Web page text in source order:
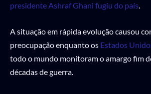
presidente Ashraf Ghani fugiu do país.
A situação em rápida evolução causou
preocupação enquanto os Estados
todo o mundo monitoram o amargo fim
décadas de guerra.